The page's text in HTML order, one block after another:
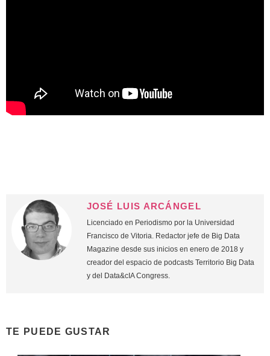
JOSÉ LUIS ARCÁNGEL
Licenciado en Periodismo por la Universidad
Francisco de Vitoria. Redactor jefe de Big Data
Magazine desde sus inicios en enero de 2018 y
creador del espacio de podcasts Territorio Big Data
y del Data&cIA Congress.
TE PUEDE GUSTAR